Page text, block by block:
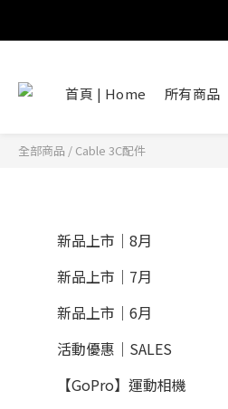
首頁 | Home 所有商品
全部商品 / Cable 3C配件
新品上市｜8月
新品上市｜7月
新品上市｜6月
活動優惠｜SALES
【GoPro】運動相機